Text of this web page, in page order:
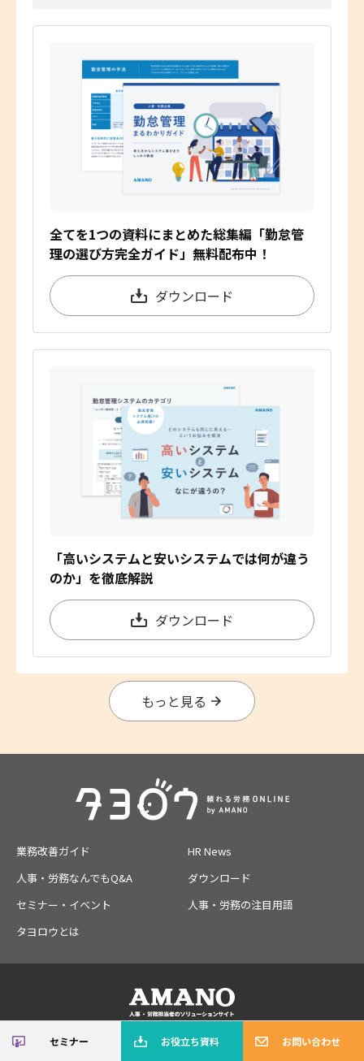
セミナー お役立ち資料 お問い合わせ
全てを1つの資料にまとめた総集編「勤怠管
理の選び方完全ガイド」無料配布中！
ダウンロード
「高いシステムと安いシステムでは何が違う
のか」を徹底解説
ダウンロード
もっと見る
業務改善ガイド
HR News
人事・労務なんでもQ&A
ダウンロード
セミナー・イベント
人事・労務の注目用語
タヨロウとは
アマノコーポレートサイト アマノの製品情報